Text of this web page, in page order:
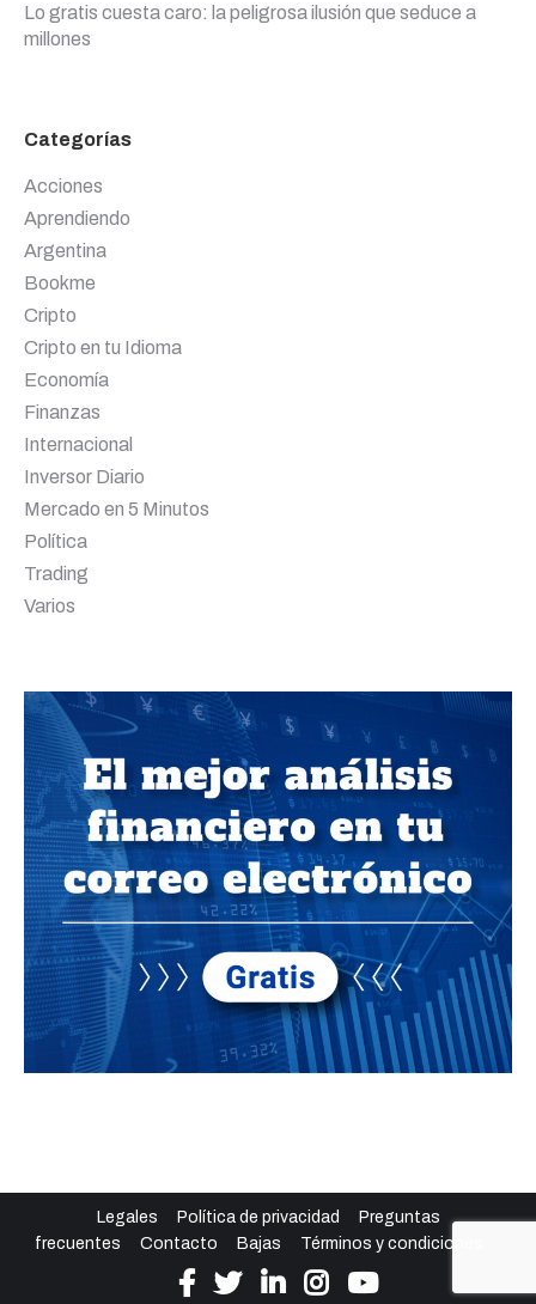
Lo gratis cuesta caro: la peligrosa ilusión que seduce a
millones
Categorías
Acciones
Aprendiendo
Argentina
Bookme
Cripto
Cripto en tu Idioma
Economía
Finanzas
Internacional
Inversor Diario
Mercado en 5 Minutos
Política
Trading
Varios
Legales Política de privacidad
Preguntas
frecuentes
Contacto Bajas Términos y condiciones